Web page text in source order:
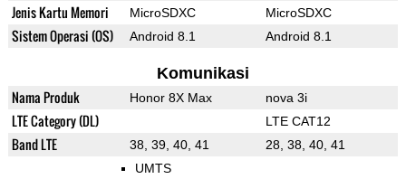
Jenis Kartu Memori MicroSDXC MicroSDXC
Sistem Operasi (OS) Android 8.1 Android 8.1
Komunikasi
Nama Produk Honor 8X Max nova 3i
LTE Category (DL) LTE CAT12
Band LTE 38, 39, 40, 41 28, 38, 40, 41
UMTS